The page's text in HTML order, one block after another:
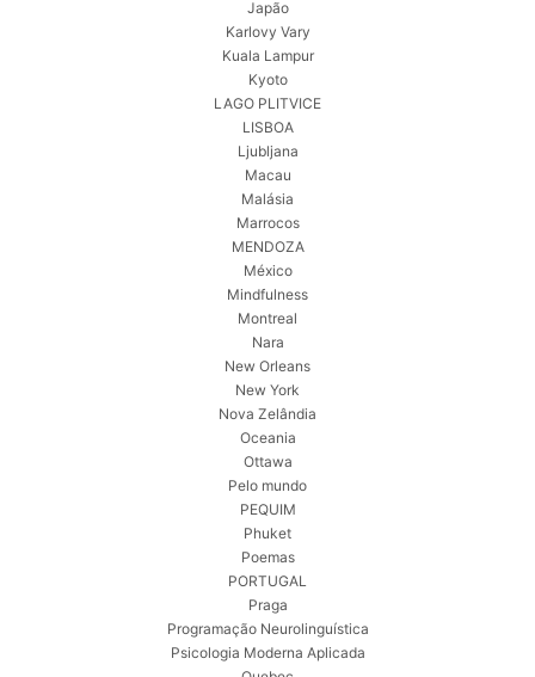
Japão
Karlovy Vary
Kuala Lampur
Kyoto
LAGO PLITVICE
LISBOA
Ljubljana
Macau
Malásia
Marrocos
MENDOZA
México
Mindfulness
Montreal
Nara
New Orleans
New York
Nova Zelândia
Oceania
Ottawa
Pelo mundo
PEQUIM
Phuket
Poemas
PORTUGAL
Praga
Programação Neurolinguística
Psicologia Moderna Aplicada